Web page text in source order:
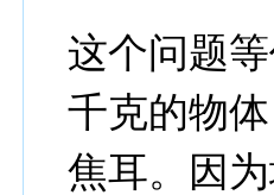
这个问题
千克的物
焦耳。因